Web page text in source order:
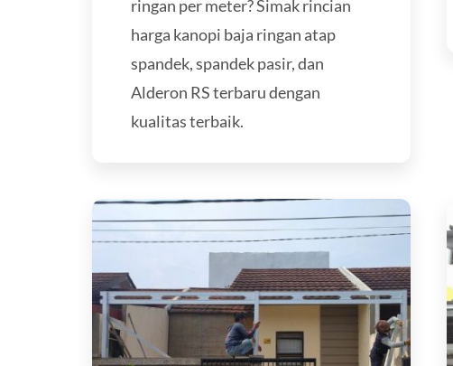
ringan per meter? Simak rincian
harga kanopi baja ringan atap
spandek, spandek pasir, dan
Alderon RS terbaru dengan
kualitas terbaik.